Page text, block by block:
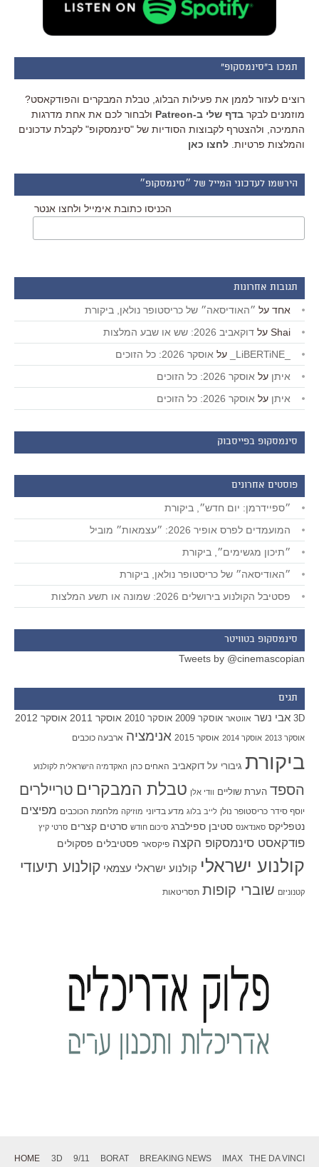
תמכו ב"סינמסקופ"
רוצים לעזור לממן את פעילות הבלוג, טבלת המבקרים והפודקאסט?
מוזמנים לבקר בדף שלי ב-Patreon
ולבחור לכם את אחת מדרגות
התמיכה, ולהצטרף לקבוצות הסודיות של "סינמסקופ" לקבלת עדכונים
והמלצות פרטיות. לחצו כאן
הירשמו לעדכוני המייל של ״סינמסקופ״
הכניסו כתובת אימייל ולחצו אנטר
תגובות אחרונות
אחד על ״האודיסאה״ של כריסטופר נולאן, ביקורת
Shai על דוקאביב 2026: שש או שבע המלצות
על אוסקר 2026: כל הזוכים
איתן על אוסקר 2026: כל הזוכים
איתן על אוסקר 2026: כל הזוכים
סינמסקופ בפייסבוק
פוסטים אחרונים
״ספיידרמן: יום חדש״, ביקורת
המועמדים לפרס אופיר 2026: ״עצמאות״ מוביל
״תיכון מגשימים״, ביקורת
״האודיסאה״ של כריסטופר נולאן, ביקורת
פסטיבל הקולנוע בירושלים 2026: שמונה או תשע המלצות
סינמסקופ בטוויטר
Tweets by @cinemascopian
תגים
3D אבי נשר אווטאר אוסקר 2009 אוסקר 2010 אוסקר 2011 אוסקר 2012
אוסקר 2013 אוסקר 2014 אוסקר 2015 אנימציה ארבעה כוכבים
ביקורת גיבורי על דוקאביב האחים כהן האקדמיה הישראלית לקולנוע
הספד הערת שוליים וודי אלן טבלת המבקרים טריילרים
יוסף סידר כריסטופר נולן לייב בלוג מדע בדיוני מוזיקה מלחמת הכוכבים מפיצים
נטפליקס סאנדאנס סטיבן ספילברג סיכום חודש סרטים קצרים סרטי קיץ
פודקאסט סינמסקופ הקצה פיקסאר פסטיבלים פסקולים
קולנוע ישראלי קולנוע ישראלי עצמאי קולנוע תיעודי
קטנוניזם שוברי קופות תסריטאות
HOME 3D 9/11 BORAT BREAKING NEWS IMAX
THE DA VINCI